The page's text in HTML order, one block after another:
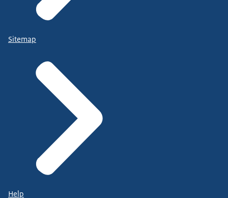
Sitemap
Help